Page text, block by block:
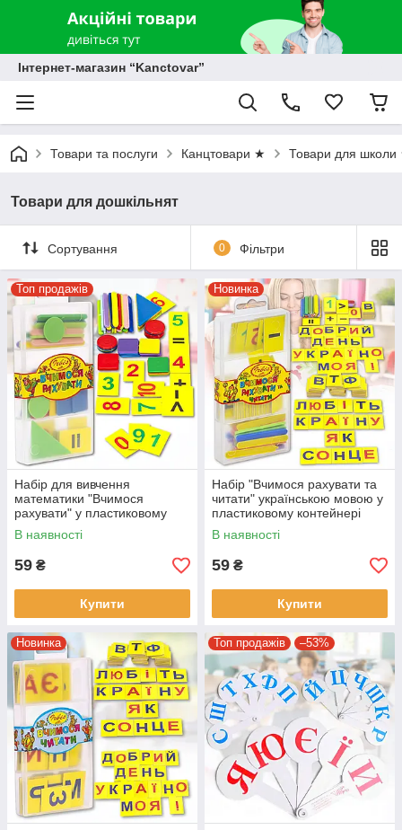
Інтернет-магазин “Kanctovar”
Товари та послуги Канцтовари ★ Товари для
Товари для дошкільнят
Сортування 0 Фільтри
Топ продажів
Набір для вивчення
математики "Вчимося
рахувати" у пластиковому
контейнері
В наявності
59 ₴
Купити
Новинка
Набір "Вчимося рахувати та
читати" українською мовою у
пластиковому контейнері
В наявності
59 ₴
Купити
Новинка Топ продажів –53%